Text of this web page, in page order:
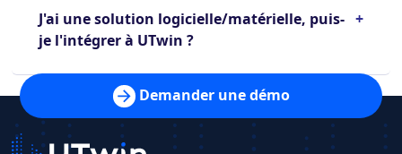
J'ai une solution logicielle/matérielle, puis-
je l'intégrer à UTwin ?
+
Demander une démo